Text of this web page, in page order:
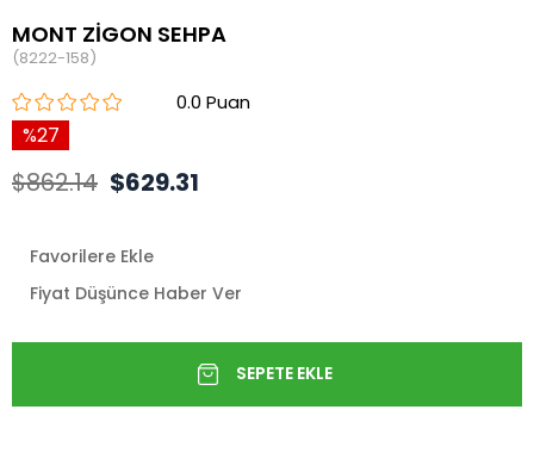
MONT ZİGON SEHPA
(8222-158)
0.0
27
$862.14 $629.31
Favorilere Ekle
Fiyat Düşünce Haber Ver